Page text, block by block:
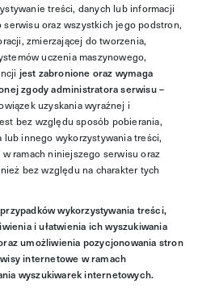
treści, danych lub informacji
oraz wszystkich jego podstron,
zmierzającej do tworzenia,
uczenia maszynowego,
jest zabronione oraz wymaga
zgody administratora serwisu –
uzyskania wyraźnej i
bez względu sposób pobierania,
innego wykorzystywania treści,
ramach niniejszego serwisu oraz
bez względu na charakter tych
wykorzystywania treści,
i ułatwienia ich wyszukiwania
umożliwienia pozycjonowania stron
internetowe w ramach
wyszukiwarek internetowych.